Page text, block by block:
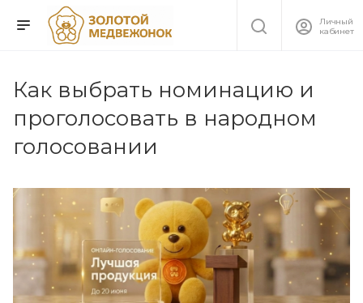
Личный
кабинет
Как выбрать номинацию и
проголосовать в народном
голосовании